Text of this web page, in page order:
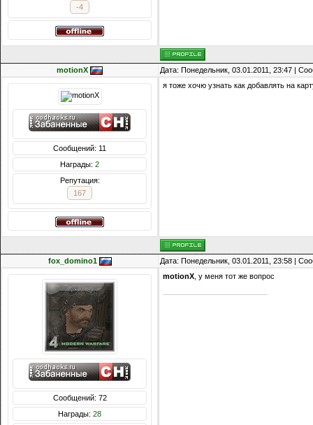
-4
motionX Дата: Понедельник, 03.01.2011, 23:47 |
Сообщений: 11
Награды: 2
Репутация:
167
я тоже хочю узнать как добавлять на
fox_domino1 Дата: Понедельник, 03.01.2011, 23:58 |
Сообщений: 72
Награды: 28
motionX , у меня тот же вопрос